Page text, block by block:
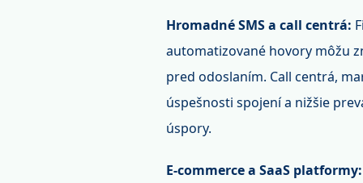
Hromadné SMS a call centrá:
automatizované hovory môžu
pred odoslaním. Call centrá,
úspešnosti spojení a nižšie
úspory.
E-commerce a SaaS platformy: